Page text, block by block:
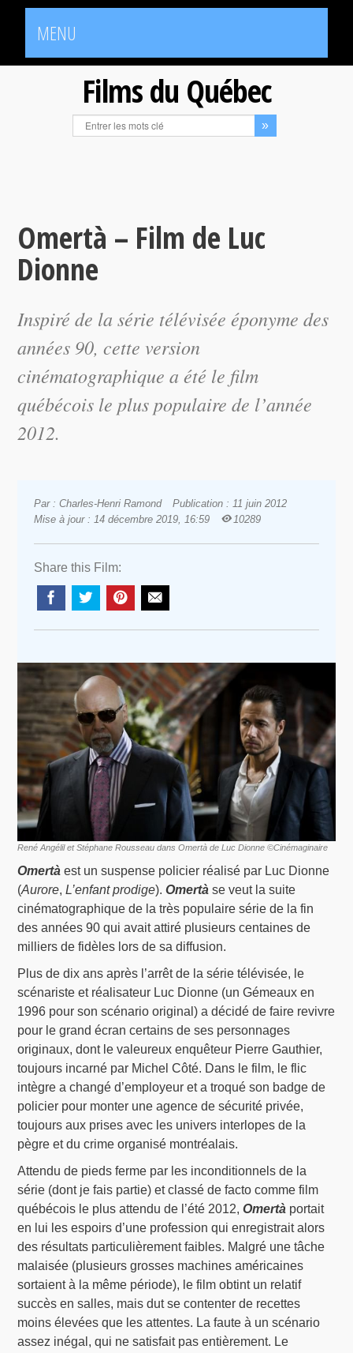
MENU
Films du Québec
Omertà – Film de Luc
Dionne
Inspiré de la série télévisée éponyme des
années 90, cette version
cinématographique a été le film
québécois le plus populaire de l’année
2012.
Par : Charles-Henri Ramond
Publication : 11 juin 2012
Mise à jour : 14 décembre 2019, 16:59
10289
Share this Film:
René Angélil et Stéphane Rousseau dans Omertà de Luc Dionne ©Cinémaginaire
Omertà est un suspense policier réalisé par Luc Dionne
(Aurore,L’enfant prodige).Omertà se veut la suite
cinématographique de la très populaire série de la fin
des années 90 qui avait attiré plusieurs centaines de
milliers de fidèles lors de sa diffusion.
Plus de dix ans après l’arrêt de la série télévisée, le
scénariste et réalisateur Luc Dionne (un Gémeaux en
1996 pour son scénario original) a décidé de faire revivre
pour le grand écran certains de ses personnages
originaux, dont le valeureux enquêteur Pierre Gauthier,
toujours incarné par Michel Côté. Dans le film, le flic
intègre a changé d’employeur et a troqué son badge de
policier pour monter une agence de sécurité privée,
toujours aux prises avec les univers interlopes de la
pègre et du crime organisé montréalais.
Attendu de pieds ferme par les inconditionnels de la
série (dont je fais partie) et classé de facto comme film
québécois le plus attendu de l’été 2012,Omertà portait
en lui les espoirs d’une profession qui enregistrait alors
des résultats particulièrement faibles. Malgré une tâche
malaisée (plusieurs grosses machines américaines
sortaient à la même période), le film obtint un relatif
succès en salles, mais dut se contenter de recettes
moins élevées que les attentes. La faute à un scénario
assez inégal, qui ne satisfait pas entièrement. Le